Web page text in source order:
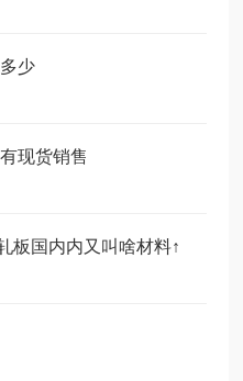
少
现货销售
板国内内又叫啥材料↑